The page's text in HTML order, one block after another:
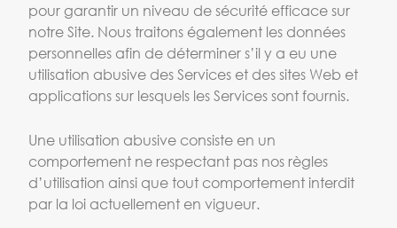
pour garantir un niveau de sécurité efficace sur
notre Site. Nous traitons également les données
personnelles afin de déterminer s’il y a eu une
utilisation abusive des Services et des sites Web et
applications sur lesquels les Services sont fournis.
Une utilisation abusive consiste en un
comportement ne respectant pas nos règles
d’utilisation ainsi que tout comportement interdit
par la loi actuellement en vigueur.